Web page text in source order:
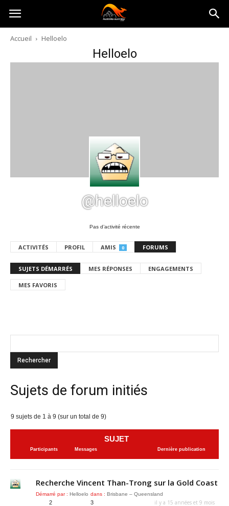
Australia-
australie.com
Accueil Helloelo
Helloelo
@helloelo
Pas d’activité récente
ACTIVITÉS PROFIL AMIS 0 FORUMS
SUJETS DÉMARRÉS MES RÉPONSES ENGAGEMENTS
MES FAVORIS
Sujets de forum initiés
9 sujets de 1 à 9 (sur un total de 9)
SUJET
Participants Messages Dernière publication
Recherche Vincent Than-Trong sur la Gold Coast
Démarré par : Helloelo dans : Brisbane – Queensland
2 3 il y a 15 années et 9 mois